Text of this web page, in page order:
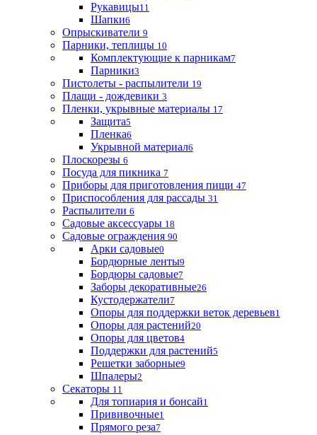
Рукавицы11
Шапки6
Опрыскиватели 9
Парники, теплицы 10
Комплектующие к парникам7
Парники3
Пистолеты - распылители 19
Плащи - дождевики 3
Пленки, укрывные материалы 17
Защита5
Пленка6
Укрывной материал6
Плоскорезы 6
Посуда для пикника 7
Приборы для приготовления пищи 47
Приспособления для рассады 31
Распылители 6
Садовые аксессуары 18
Садовые ограждения 90
Арки садовые0
Бордюрные ленты9
Бордюры садовые7
Заборы декоративные26
Кустодержатели7
Опоры для поддержки веток деревьев1
Опоры для растений20
Опоры для цветов4
Поддержки для растений5
Решетки заборные9
Шпалеры2
Секаторы 11
Для топиария и бонсай1
Прививочные1
Прямого реза7